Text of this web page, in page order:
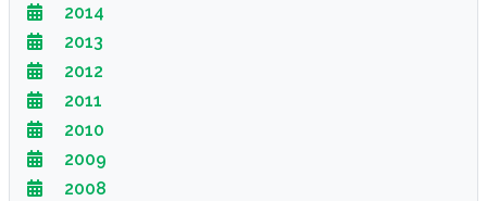
2014
2013
2012
2011
2010
2009
2008